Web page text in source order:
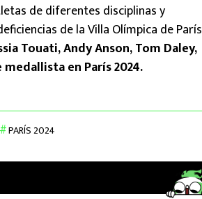
de diferentes disciplinas y
de la Villa Olímpica de París
Touati, Andy Anson, Tom Daley,
en París 2024.
PARÍS 2024